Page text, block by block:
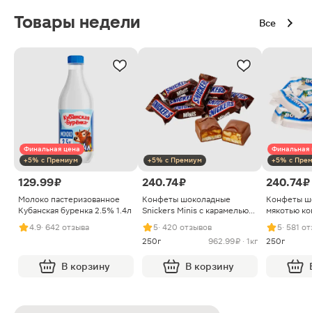
Товары недели Все
Финальная цена
+5% с Премиум
129.99 ₽
Молоко пастеризованное
Кубанская буренка 2.5% 1.4л
4.9· 642 отзыва
В корзину
+5% с Премиум
240.74 ₽
Конфеты шоколадные
Snickers Minis с карамелью
арахисом и нугой
5· 420 отзывов
250г
962.99 ₽ · 1кг
В корзину
Финальная
+5% с
240.74 ₽
Конфеты
мякотью
5· 581
250г